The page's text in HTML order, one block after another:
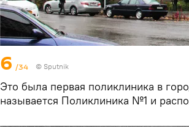
6 /34 © Sputnik
Это была первая поликлиника в
называется Поликлиника №1 и